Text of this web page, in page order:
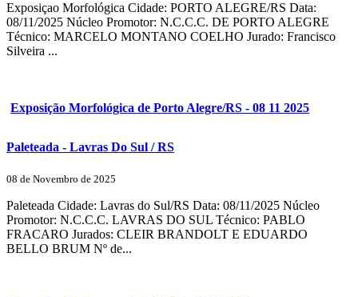
Exposiçao Morfológica Cidade: PORTO ALEGRE/RS Data:
08/11/2025 Núcleo Promotor: N.C.C.C. DE PORTO ALEGRE
Técnico: MARCELO MONTANO COELHO Jurado: Francisco
Silveira ...
Exposição Morfológica de Porto Alegre/RS - 08 11 2025
Paleteada - Lavras Do Sul / RS
08 de Novembro de 2025
Paleteada Cidade: Lavras do Sul/RS Data: 08/11/2025 Núcleo
Promotor: N.C.C.C. LAVRAS DO SUL Técnico: PABLO
FRACARO Jurados: CLEIR BRANDOLT E EDUARDO
BELLO BRUM Nº de...